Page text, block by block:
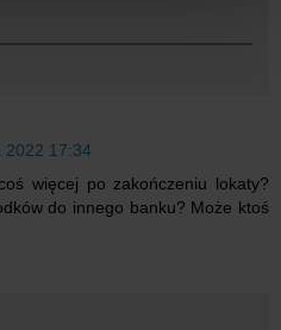
2022 17:34
więcej po zakończeniu lokaty?
do innego banku? Może ktoś